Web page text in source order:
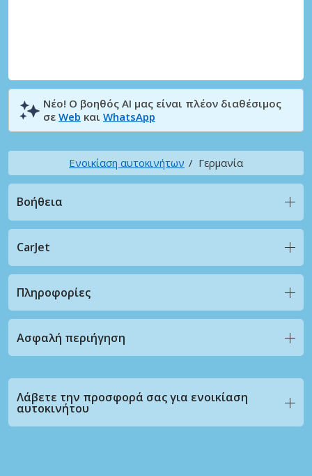
Νέο! Ο βοηθός AI μας είναι πλέον διαθέσιμος
σε Web και WhatsApp
Ενοικίαση αυτοκινήτων Γερμανία
Βοήθεια
CarJet
Πληροφορίες
Ασφαλή περιήγηση
Λάβετε την προσφορά σας για ενοικίαση
αυτοκινήτου